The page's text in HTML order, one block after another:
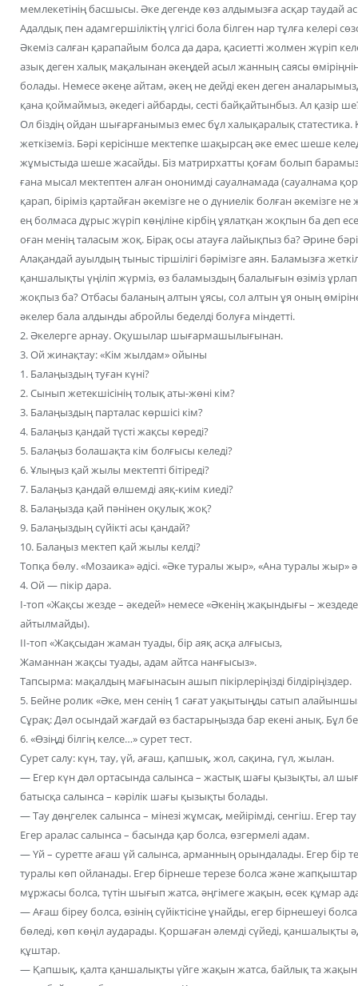
мемлекетінің басшысы. Әке дегенде көз алдымызға асқар таудай
Адалдық пен адамгершіліктің үлгісі бола білген нар тұлға келері
Әкеміз салған қарапайым болса да дара, қасиетті жолмен жүріп
азық деген халық мақалынан әкеңдей асыл жанның саясы
болады. Немесе әкеңе айтам, әкең не дейді екен деген
қана қоймаймыз, әкедегі айбарды, сесті байқайтынбыз. Ал қазір
Ол біздің ойдан шығарғанымыз емес бұл халықаралық статестика.
жеткіземіз. Бәрі керісінше мектепке шақырсаң әке емес шеше
жұмыстыда шеше жасайды. Біз матрирхатты қоғам болып
ғана мысал мектептен алған ононимді сауалнамада (сауалнама
қарап, біріміз қартайған әкемізге не о дүниелік болған әкемізге
ең болмаса дұрыс жүріп көңіліне кірбің ұялатқан жоқпын ба деп
оған менің таласым жоқ. Бірақ осы атауға лайықпыз ба? Әрине
Алақандай ауылдың тыныс тіршілігі бәрімізге аян. Баламызға
қаншалықты үңіліп жүрміз, өз баламыздың балалығын өзіміз
жоқпыз ба? Отбасы баланың алтын ұясы, сол алтын ұя оның
әкелер бала алдынды абройлы беделді болуға міндетті.
2. Әкелерге арнау. Оқушылар шығармашылығынан.
3. Ой жинақтау: «Кім жылдам» ойыны
1. Балаңыздың туған күні?
2. Сынып жетекшісінің толық аты-жөні кім?
3. Балаңыздың парталас көршісі кім?
4. Балаңыз қандай түсті жақсы көреді?
5. Балаңыз болашақта кім болғысы келеді?
6. Ұлыңыз қай жылы мектепті бітіреді?
7. Балаңыз қандай өлшемді аяқ-киім киеді?
8. Балаңызда қай пәнінен оқулық жоқ?
9. Балаңыздың сүйікті асы қандай?
10. Балаңыз мектеп қай жылы келді?
Топқа бөлу. «Мозаика» әдісі. «Әке туралы жыр», «Ана туралы жыр»
4. Ой — пікір дара.
І-топ «Жақсы жезде – әкедей» немесе «Әкенің жақындығы –
айтылмайды).
ІІ-топ «Жақсыдан жаман туады, бір аяқ асқа алғысыз,
Жаманнан жақсы туады, адам айтса нанғысыз».
Тапсырма: мақалдың мағынасын ашып пікірлеріңізді білдіріңіздер.
5. Бейне ролик «Әке, мен сенің 1 сағат уақытыңды сатып
Сұрақ: Дәл осындай жағдай өз бастарыңызда бар екені анық. Бұл
6. «Өзіңді білгің келсе…» сурет тест.
Сурет салу: күн, тау, үй, ағаш, қапшық, жол, сақина, гүл, жылан.
— Егер күн дәл ортасында салынса – жастық шағы қызықты, ал
батысқа салынса – кәрілік шағы қызықты болады.
— Тау дөңгелек салынса – мінезі жұмсақ, мейірімді, сенгіш. Егер
Егер аралас салынса – басында қар болса, өзгермелі адам.
— Үй – суретте ағаш үй салынса, арманның орындалады. Егер бір
туралы көп ойланады. Егер бірнеше терезе болса және
мұржасы болса, түтін шығып жатса, әңгімеге жақын, өсек құмар
— Ағаш біреу болса, өзінің сүйіктісіне ұнайды, егер бірнешеуі
бөледі, көп көңіл аударады. Қоршаған әлемді сүйеді, қаншалықты
құштар.
— Қапшық, қалта қаншалықты үйге жақын жатса, байлық та